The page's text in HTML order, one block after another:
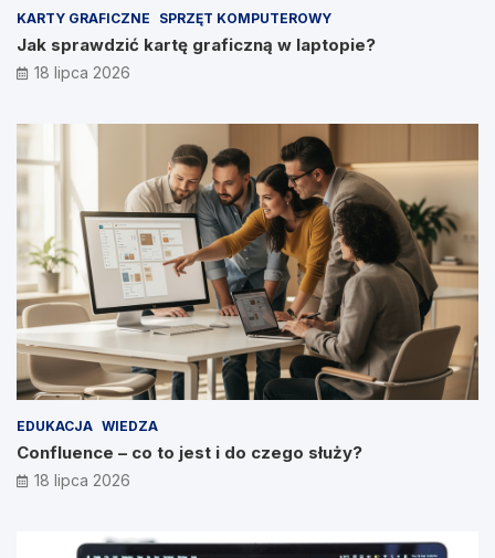
KARTY GRAFICZNE SPRZĘT KOMPUTEROWY
Jak sprawdzić kartę graficzną w laptopie?
18 lipca 2026
EDUKACJA WIEDZA
Confluence – co to jest i do czego służy?
18 lipca 2026